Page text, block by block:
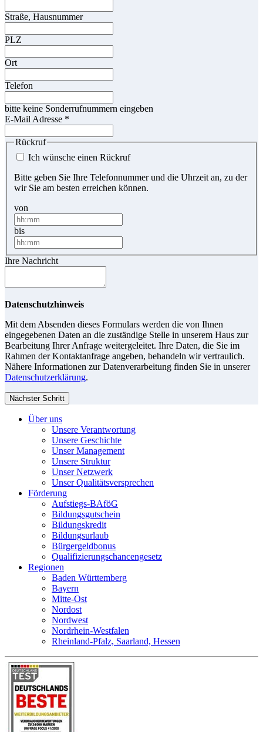
Straße, Hausnummer
PLZ
Ort
Telefon
bitte keine Sonderrufnummern eingeben
E-Mail Adresse *
Rückruf
Ich wünsche einen Rückruf
Bitte geben Sie Ihre Telefonnummer und die Uhrzeit an, zu der
wir Sie am besten erreichen können.
von
bis
Ihre Nachricht
Datenschutzhinweis
Mit dem Absenden dieses Formulars werden die von Ihnen
eingegebenen Daten an die zuständige Stelle in unserem Haus zur
Bearbeitung Ihrer Anfrage weitergeleitet. Ihre Daten, die Sie im
Rahmen der Kontaktanfrage angeben, behandeln wir vertraulich.
Nähere Informationen zur Datenverarbeitung finden Sie in unserer
Datenschutzerklärung.
Nächster Schritt
Über uns
Unsere Verantwortung
Unsere Geschichte
Unser Management
Unsere Struktur
Unser Netzwerk
Unser Qualitätsversprechen
Förderung
Aufstiegs-BAföG
Bildungsgutschein
Bildungskredit
Bildungsurlaub
Bürgergeldbonus
Qualifizierungschancengesetz
Regionen
Baden Württemberg
Bayern
Mitte-Ost
Nordost
Nordwest
Nordrhein-Westfalen
Rheinland-Pfalz, Saarland, Hessen